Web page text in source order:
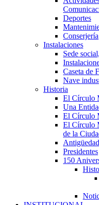
Deportes
Conserjería
Instalaciones
Sede
Caseta de
Nave
Historia
El Círculo
Una
El Círculo
El Círculo
de la
Presidentes
150